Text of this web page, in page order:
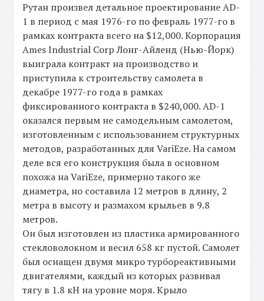
Рутан произвел детальное проектирование AD-
1 в период с мая 1976-го по февраль 1977-го в
рамках контракта всего на $12,000. Корпорация
Ames Industrial Corp Лонг-Айленд (Нью-Йорк)
выиграла контракт на производство и
приступила к строительству самолета в
декабре 1977-го года в рамках
фиксированного контракта в $240,000. AD-1
оказался первым не самодельным самолетом,
изготовленным с использованием структурных
методов, разработанных для VariEze. На самом
деле вся его конструкция была в основном
похожа на VariEze, примерно такого же
диаметра, но составила 12 метров в длину, 2
метра в высоту и размахом крыльев в 9.8
метров.
Он был изготовлен из пластика армированного
стекловолокном и весил 658 кг пустой. Самолет
был оснащен двумя микро турбореактивными
двигателями, каждый из которых развивал
тягу в 1.8 кН на уровне моря. Крыло